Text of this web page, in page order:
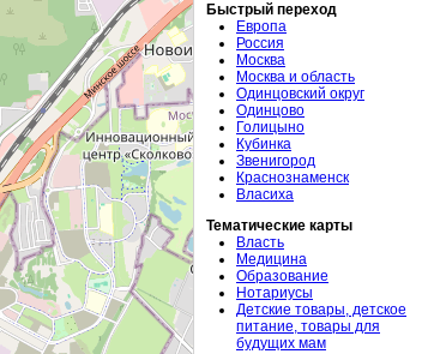
Быстрый переход
Европа
Россия
Москва
Москва и область
Одинцовский округ
Одинцово
Голицыно
Кубинка
Звенигород
Краснознаменск
Власиха
Тематические карты
Власть
Медицина
Образование
Нотариусы
Детские товары, детское
питание, товары для
будущих мам